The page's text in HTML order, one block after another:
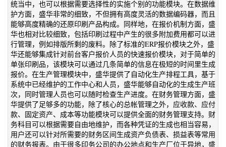
统当中，也可以根据需要选择性的实施个别的功能模块。在数据维
护方面，盛华非常的细致，不但拥有高度灵活的数据编码器，而且
能够高度精确的还原印刷产品构成。同样地，在报价机制方面，盛
华也相对比较细致，包括印刷过程中产生的很多附加费用都可以进
行管理，例如排版所剩的废料。除了标准的ERP报价模块之外，盛
华还能够集成针对前台客户报价人员的快速报价模块，对于简单的
单张印刷品，该模块可以通过几条简单的信息在极短的时间里生成
报价。在生产管理模块中，盛华提供了自动化生产排程工具，基于
系统中已经维护的工作中心和人员，盛华能够自动化的生成生产班
次，同时管理人员也可以随时检查生产进度。在财务管理方面，盛
华提供了足够多的功能，除了核心的总帐管理之外，应收款、应付
款、固定资产、成本等功能模块可以提供全面的财务管理支持。财
务科目可以根据需要自由地维护，而各种凭证的生成也相当容易，
用户还可以针对所需要的财务区间生成资产负债表、损益表等常用
的财务报表。由于很多印务公司的办公地点和生产厂位于异地，盛